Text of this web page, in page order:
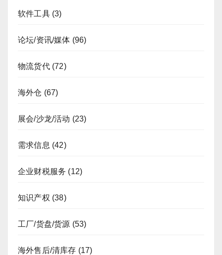
软件工具(3)
论坛/资讯/媒体 (96)
物流货代(72)
海外仓 (67)
展会/沙龙/活动 (23)
需求信息 (42)
企业财税服务 (12)
知识产权 (38)
工厂/货盘/货源 (53)
海外售后/清库存 (17)